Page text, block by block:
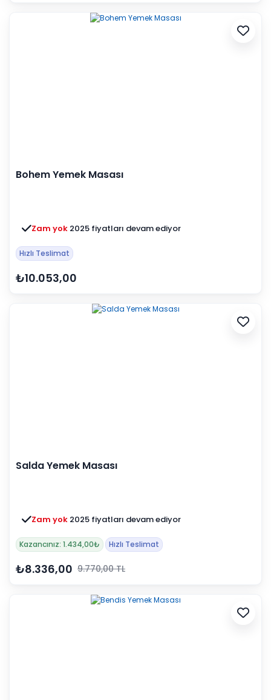
Bohem Yemek Masası
Zam yok 2025 fiyatları devam ediyor
Hızlı Teslimat
₺10.053,00
Salda Yemek Masası
Zam yok 2025 fiyatları devam ediyor
Kazancınız: 1.434,00₺ Hızlı Teslimat
₺8.336,00 9.770,00 TL